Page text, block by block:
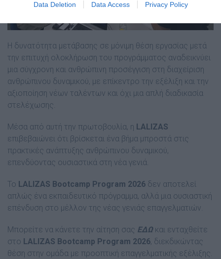
Data Deletion Data Access Privacy Policy
Η δυνατότητα μετάβασης σε μόνιμη θέση εργασίας μετά
την επιτυχή ολοκλήρωση του προγράμματος αναδεικνύει
μια σύγχρονη και ανθρώπινη προσέγγιση στη διαχείριση
ανθρώπινου δυναμικού, με επίκεντρο την εξέλιξη και την
αξιοποίηση νέων ταλέντων και όχι μια απλή διαδικασία
στελέχωσης.
Μέσα από αυτή την πρωτοβουλία, η LALIZAS
επιβεβαιώνει ότι βρίσκεται ένα βήμα μπροστά στις
πρακτικές ανάπτυξης ανθρώπινου δυναμικού,
επενδύοντας ουσιαστικά στη νέα γενιά.
Το LALIZAS Bootcamp Program 2026 δεν αποτελεί
απλώς ένα εκπαιδευτικό πρόγραμμα, αλλά μια ουσιαστική
επένδυση στο μέλλον της νέας γενιάς επαγγελματιών.
Μπορείτε να κάνετε την αίτηση σας ΕΔΩκαι ενταχθείτε
στο LALIZAS Bootcamp Program 2026, διεκδικώντας
θέση στην ομάδα με προοπτική επαγγελματικής εξέλιξης.